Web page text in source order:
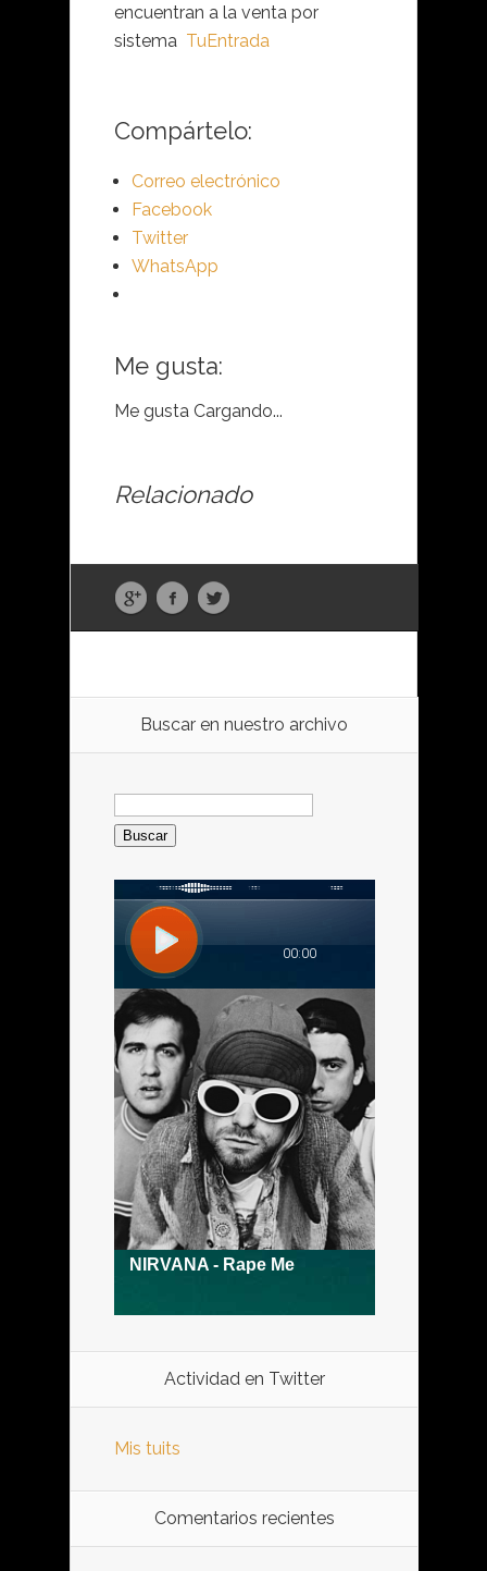
encuentran a la venta por
sistema TuEntrada
Compártelo:
Correo electrónico
Facebook
Twitter
WhatsApp
Me gusta:
Me gusta Cargando...
Relacionado
Buscar en nuestro archivo
Buscar:
Actividad en Twitter
Mis tuits
Comentarios recientes